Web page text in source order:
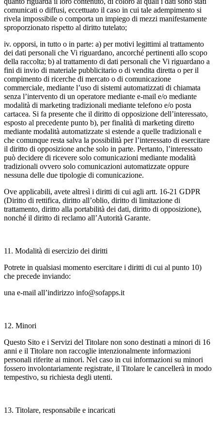
comunicati o diffusi, eccettuato il caso in cui tale adempimento si
rivela impossibile o comporta un impiego di mezzi manifestamente
sproporzionato rispetto al diritto tutelato;
iv. opporsi, in tutto o in parte: a) per motivi legittimi al trattamento
dei dati personali che Vi riguardano, ancorché pertinenti allo scopo
della raccolta; b) al trattamento di dati personali che Vi riguardano a
fini di invio di materiale pubblicitario o di vendita diretta o per il
compimento di ricerche di mercato o di comunicazione
commerciale, mediante l’uso di sistemi automatizzati di chiamata
senza l’intervento di un operatore mediante e-mail e/o mediante
modalità di marketing tradizionali mediante telefono e/o posta
cartacea. Si fa presente che il diritto di opposizione dell’interessato,
esposto al precedente punto b), per finalità di marketing diretto
mediante modalità automatizzate si estende a quelle tradizionali e
che comunque resta salva la possibilità per l’interessato di esercitare
il diritto di opposizione anche solo in parte. Pertanto, l’interessato
può decidere di ricevere solo comunicazioni mediante modalità
tradizionali ovvero solo comunicazioni automatizzate oppure
nessuna delle due tipologie di comunicazione.
Ove applicabili, avete altresì i diritti di cui agli artt. 16-21 GDPR
(Diritto di rettifica, diritto all’oblio, diritto di limitazione di
trattamento, diritto alla portabilità dei dati, diritto di opposizione),
nonché il diritto di reclamo all’Autorità Garante.
11. Modalità di esercizio dei diritti
Potrete in qualsiasi momento esercitare i diritti di cui al punto 10)
che precede inviando:
una e-mail all’indirizzo info@sofapps.it
12. Minori
Questo Sito e i Servizi del Titolare non sono destinati a minori di 16
anni e il Titolare non raccoglie intenzionalmente informazioni
personali riferite ai minori. Nel caso in cui informazioni su minori
fossero involontariamente registrate, il Titolare le cancellerà in modo
tempestivo, su richiesta degli utenti.
13. Titolare, responsabile e incaricati